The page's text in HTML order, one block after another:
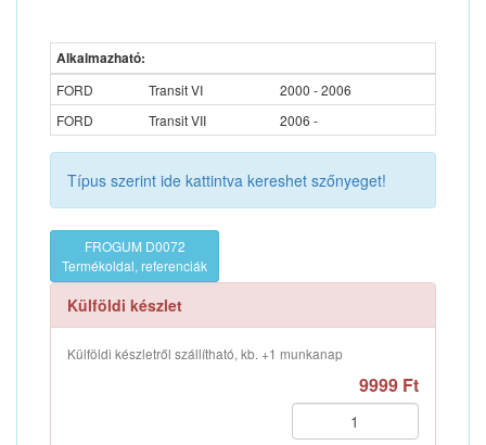
Alkalmazható:
FORD Transit VI
2000 - 2006
FORD
Transit VII 2006 -
Típus szerint ide kattintva kereshet szőnyeget!
FROGUM D0072
Termékoldal, referenciák
Külföldi készlet
Külföldi készletről szállítható, kb. +1 munkanap
9999 Ft